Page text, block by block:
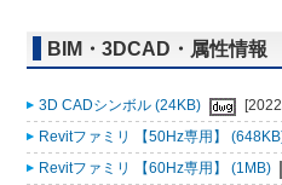
BIM・3DCAD・属性情報
3D CADシンボル (24KB)
Revitファミリ 【50Hz専用】
Revitファミリ 【60Hz専用】 (1MB)